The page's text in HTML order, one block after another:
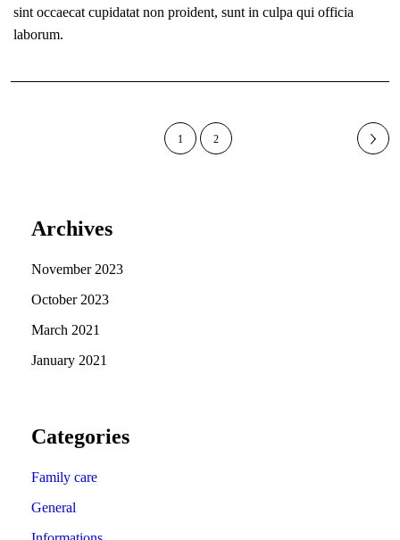
sint occaecat cupidatat non proident, sunt in culpa qui officia
laborum.
1 2
Archives
November 2023
October 2023
March 2021
January 2021
Categories
Family care
General